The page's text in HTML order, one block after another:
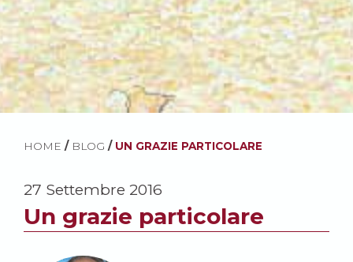
HOME / BLOG / UN GRAZIE PARTICOLARE
27 Settembre 2016
Un grazie particolare